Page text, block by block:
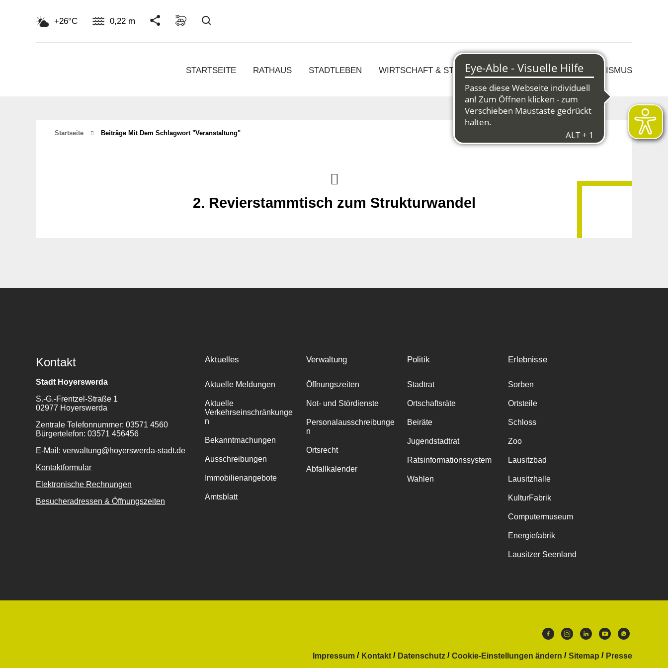
+26°C 0,22 m
STARTSEITE RATHAUS STADTLEBEN WIRTSCHAFT & STRUKTURWANDEL KULTUR & TOURISMUS
Startseite Beiträge Mit Dem Schlagwort "veranstaltung"
2. Revierstammtisch zum Strukturwandel
Kontakt
Stadt Hoyerswerda
S.-G.-Frentzel-Straße 1
02977 Hoyerswerda
Zentrale Telefonnummer: 03571 4560
Bürgertelefon: 03571 456456
E-Mail: verwaltung@hoyerswerda-stadt.de
Kontaktformular
Elektronische Rechnungen
Besucheradressen & Öffnungszeiten
Aktuelles
Aktuelle Meldungen
Aktuelle
Verkehrseinschränkunge
n
Bekanntmachungen
Ausschreibungen
Immobilienangebote
Amtsblatt
Verwaltung
Öffnungszeiten
Not- und Stördienste
Personalausschreibunge
n
Ortsrecht
Abfallkalender
Politik
Stadtrat
Ortschaftsräte
Beiräte
Jugendstadtrat
Ratsinformationssystem
Wahlen
Erlebnisse
Sorben
Ortsteile
Schloss
Zoo
Lausitzbad
Lausitzhalle
KulturFabrik
Computermuseum
Energiefabrik
Lausitzer Seenland
Impressum Kontakt Datenschutz Cookie-Einstellungen ändern Sitemap
Presse